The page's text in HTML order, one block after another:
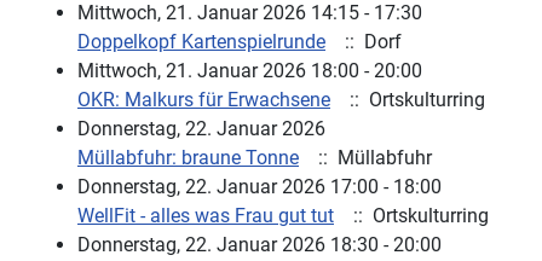
Mittwoch, 21. Januar 2026 14:15 - 17:30
Doppelkopf Kartenspielrunde
:: Dorf
Mittwoch, 21. Januar 2026 18:00 - 20:00
OKR: Malkurs für Erwachsene
:: Ortskulturring
Donnerstag, 22. Januar 2026
Müllabfuhr: braune Tonne
:: Müllabfuhr
Donnerstag, 22. Januar 2026 17:00 - 18:00
WellFit - alles was Frau gut tut
:: Ortskulturring
Donnerstag, 22. Januar 2026 18:30 - 20:00